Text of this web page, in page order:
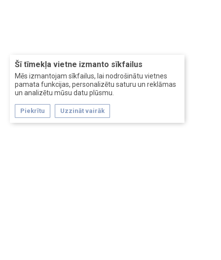
Šī tīmekļa vietne izmanto sīkfailus
Mēs izmantojam sīkfailus, lai nodrošinātu vietnes
pamata funkcijas, personalizētu saturu un reklāmas
un analizētu mūsu datu plūsmu.
Piekrītu Uzzināt vairāk